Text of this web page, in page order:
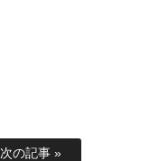
次の記事 »